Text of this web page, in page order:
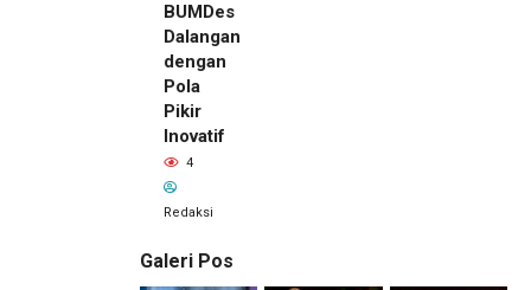
BUMDes
Dalangan
dengan
Pola
Pikir
Inovatif
4
Redaksi
Galeri Pos